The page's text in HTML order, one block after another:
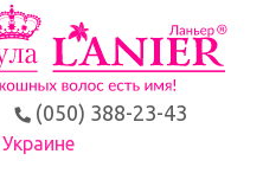
(050) 388-23-43